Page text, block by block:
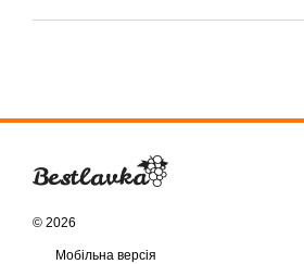
© 2026
Мобільна версія